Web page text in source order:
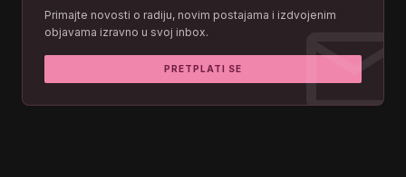
Primajte novosti o radiju, novim postajama i izdvojenim
objavama izravno u svoj inbox.
PRETPLATI SE